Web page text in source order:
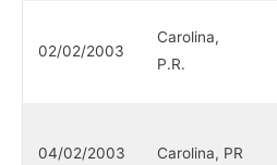
02/02/2003
Carolina,
P.R.
04/02/2003 Carolina, PR